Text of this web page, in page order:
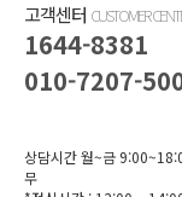
고객센터 CUSTOMER
1644-8381
010-7207-
상담시간 월~금
무